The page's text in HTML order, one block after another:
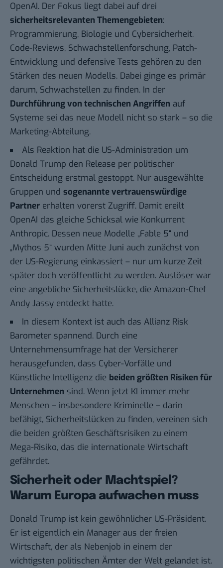
OpenAI. Der Fokus liegt dabei auf drei
sicherheitsrelevanten Themengebieten:
Programmierung, Biologie und Cybersicherheit.
Code-Reviews, Schwachstellenforschung, Patch-
Entwicklung und defensive Tests gehören zu den
Stärken des neuen Modells. Dabei ginge es primär
darum, Schwachstellen zu finden. In der
Durchführung von technischen Angriffen auf
Systeme sei das neue Modell nicht so stark – so die
Marketing-Abteilung.
Als Reaktion hat die US-Administration um
Donald Trump den Release per politischer
Entscheidung erstmal gestoppt. Nur ausgewählte
Gruppen und sogenannte vertrauenswürdige
Partner erhalten vorerst Zugriff. Damit ereilt
OpenAI das gleiche Schicksal wie Konkurrent
Anthropic. Dessen neue Modelle „Fable 5“ und
„Mythos 5“ wurden Mitte Juni auch zunächst von
der US-Regierung einkassiert – nur um kurze Zeit
später doch veröffentlicht zu werden. Auslöser war
eine angebliche Sicherheitslücke, die Amazon-Chef
Andy Jassy entdeckt hatte.
In diesem Kontext ist auch das Allianz Risk
Barometer spannend. Durch eine
Unternehmensumfrage hat der Versicherer
herausgefunden, dass Cyber-Vorfälle und
Künstliche Intelligenz die beiden größten Risiken für
Unternehmen sind. Wenn jetzt KI immer mehr
Menschen – insbesondere Kriminelle – darin
befähigt, Sicherheitslücken zu finden, vereinen sich
die beiden größten Geschäftsrisiken zu einem
Mega-Risiko, das die internationale Wirtschaft
gefährdet.
Sicherheit oder Machtspiel?
Warum Europa aufwachen muss
Donald Trump ist kein gewöhnlicher US-Präsident.
Er ist eigentlich ein Manager aus der freien
Wirtschaft, der als Nebenjob in einem der
wichtigsten politischen Ämter der Welt gelandet ist.